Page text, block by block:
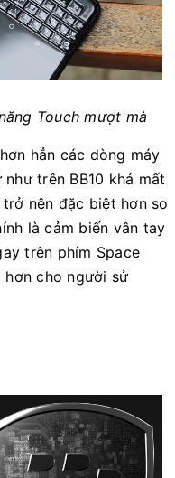
Touch mượt mà
hẳn các dòng máy
trên BB10 khá mất
nên đặc biệt hơn so
là cảm biến vân tay
trên phím Space
cho người sử